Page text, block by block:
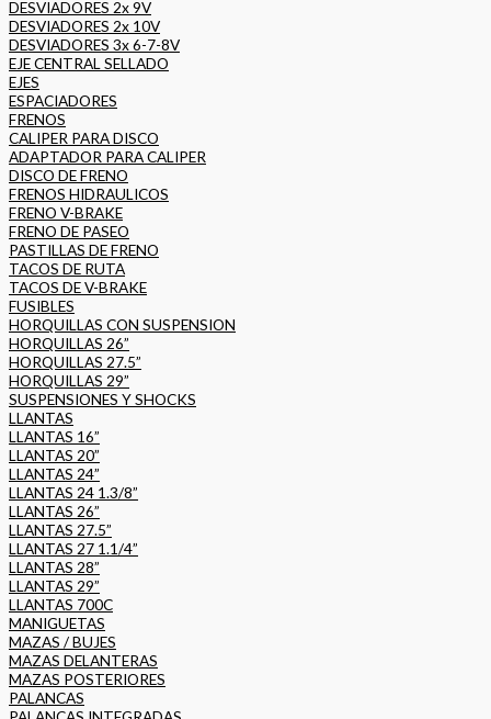
DESVIADORES 2x 9V
DESVIADORES 2x 10V
DESVIADORES 3x 6-7-8V
EJE CENTRAL SELLADO
EJES
ESPACIADORES
FRENOS
CALIPER PARA DISCO
ADAPTADOR PARA CALIPER
DISCO DE FRENO
FRENOS HIDRAULICOS
FRENO V-BRAKE
FRENO DE PASEO
PASTILLAS DE FRENO
TACOS DE RUTA
TACOS DE V-BRAKE
FUSIBLES
HORQUILLAS CON SUSPENSION
HORQUILLAS 26”
HORQUILLAS 27.5”
HORQUILLAS 29”
SUSPENSIONES Y SHOCKS
LLANTAS
LLANTAS 16”
LLANTAS 20”
LLANTAS 24”
LLANTAS 24 1.3/8”
LLANTAS 26”
LLANTAS 27.5”
LLANTAS 27 1.1/4”
LLANTAS 28”
LLANTAS 29”
LLANTAS 700C
MANIGUETAS
MAZAS / BUJES
MAZAS DELANTERAS
MAZAS POSTERIORES
PALANCAS